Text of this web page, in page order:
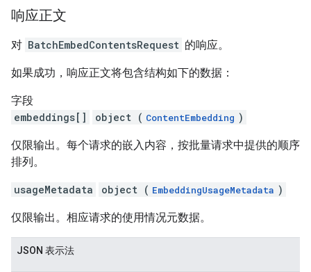
响应正文
对 BatchEmbedContentsRequest 的响应。
如果成功，响应正文将包含结构如下的数据：
字段
embeddings[]
object ( ContentEmbedding )
仅限输出。每个请求的嵌入内容，按批量请求中提供的顺序
排列。
usageMetadata object ( EmbeddingUsageMetadata )
仅限输出。相应请求的使用情况元数据。
JSON 表示法